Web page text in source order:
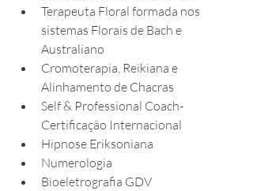
Terapeuta Floral formada nos
sistemas Florais de Bach e
Australiano
Cromoterapia, Reikiana e
Alinhamento de Chacras
Self & Professional Coach-
Certificação Internacional
Hipnose Eriksoniana
Numerologia
Bioeletrografia GDV